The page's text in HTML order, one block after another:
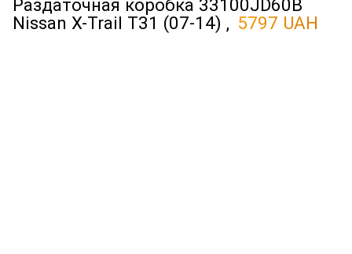
Раздаточная коробка 33100JD60B
Nissan X-Trail T31 (07-14) , 5797 UAH